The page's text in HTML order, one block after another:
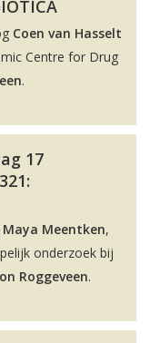
Coen van Hasselt
Centre for Drug
.
17
Maya Meentken,
onderzoek bij
Roggeveen.